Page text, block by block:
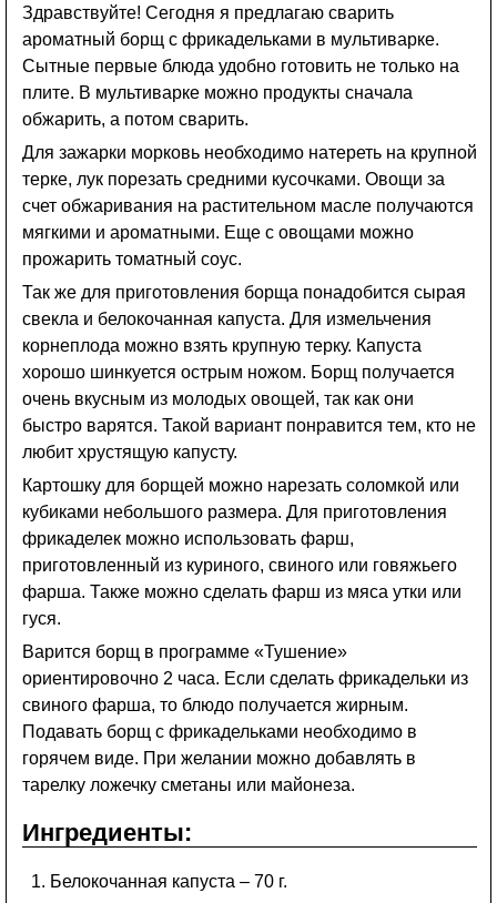
Здравствуйте! Сегодня я предлагаю сварить
ароматный борщ с фрикадельками в мультиварке.
Сытные первые блюда удобно готовить не только на
плите. В мультиварке можно продукты сначала
обжарить, а потом сварить.
Для зажарки морковь необходимо натереть на крупной
терке, лук порезать средними кусочками. Овощи за
счет обжаривания на растительном масле получаются
мягкими и ароматными. Еще с овощами можно
прожарить томатный соус.
Так же для приготовления борща понадобится сырая
свекла и белокочанная капуста. Для измельчения
корнеплода можно взять крупную терку. Капуста
хорошо шинкуется острым ножом. Борщ получается
очень вкусным из молодых овощей, так как они
быстро варятся. Такой вариант понравится тем, кто не
любит хрустящую капусту.
Картошку для борщей можно нарезать соломкой или
кубиками небольшого размера. Для приготовления
фрикаделек можно использовать фарш,
приготовленный из куриного, свиного или говяжьего
фарша. Также можно сделать фарш из мяса утки или
гуся.
Варится борщ в программе «Тушение»
ориентировочно 2 часа. Если сделать фрикадельки из
свиного фарша, то блюдо получается жирным.
Подавать борщ с фрикадельками необходимо в
горячем виде. При желании можно добавлять в
тарелку ложечку сметаны или майонеза.
Ингредиенты:
Белокочанная капуста – 70 г.